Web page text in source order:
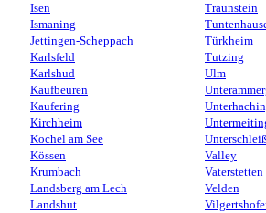
Isen
Ismaning
Jettingen-Scheppach
Karlsfeld
Karlshud
Kaufbeuren
Kaufering
Kirchheim
Kochel am See
Kössen
Krumbach
Landsberg am Lech
Landshut
Traunstein
Türkheim
Tutzing
Ulm
Valley
Vaterstetten
Velden